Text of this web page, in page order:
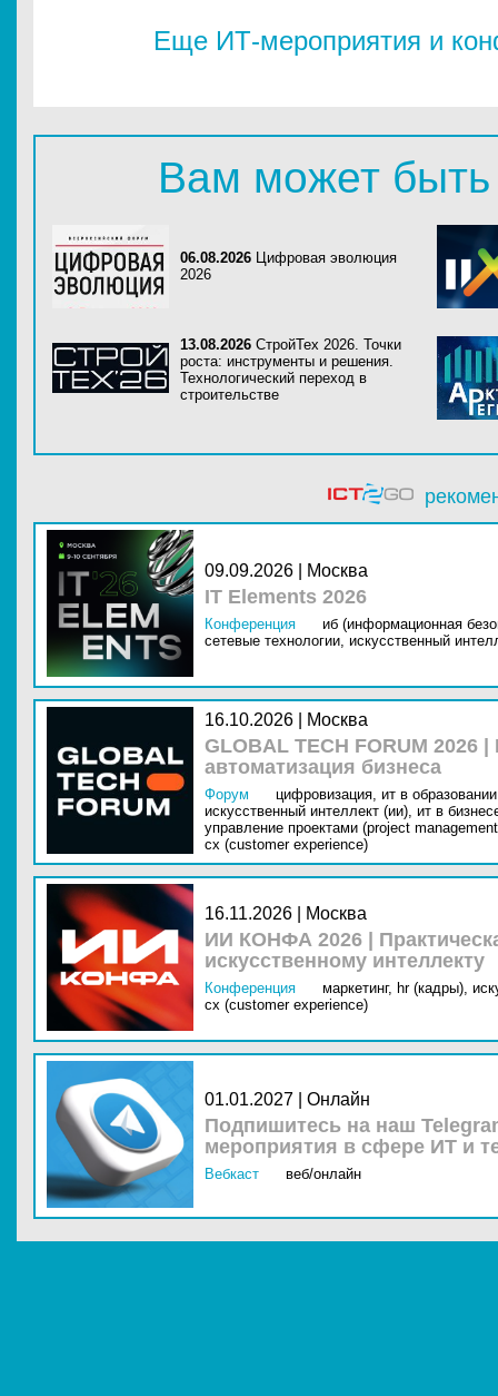
Еще ИТ-мероприятия и
Вам может быть
06.08.2026 Цифровая эволюция
2026
13.08.2026 СтройТех 2026. Точки
роста: инструменты и решения.
Технологический переход в
строительстве
09.09.2026 | Москва
IT Elements 2026
Конференция
иб (информационная
сетевые технологии, искусственный
16.10.2026 | Москва
GLOBAL TECH FORUM
автоматизация бизнеса
Форум цифровизация, ит в
искусственный интеллект (ии), ит в
управление проектами (project
cx (customer experience)
16.11.2026 | Москва
ИИ КОНФА 2026 |
искусственному интеллекту
Конференция маркетинг, hr (кадры),
cx (customer experience)
01.01.2027 | Онлайн
Подпишитесь на наш
мероприятия в сфере ИТ и
Вебкаст веб/онлайн